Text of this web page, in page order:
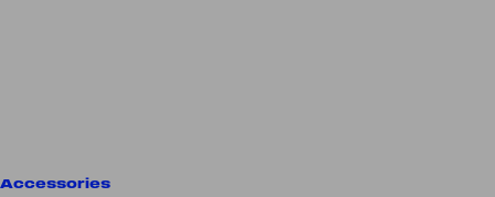
Accessories